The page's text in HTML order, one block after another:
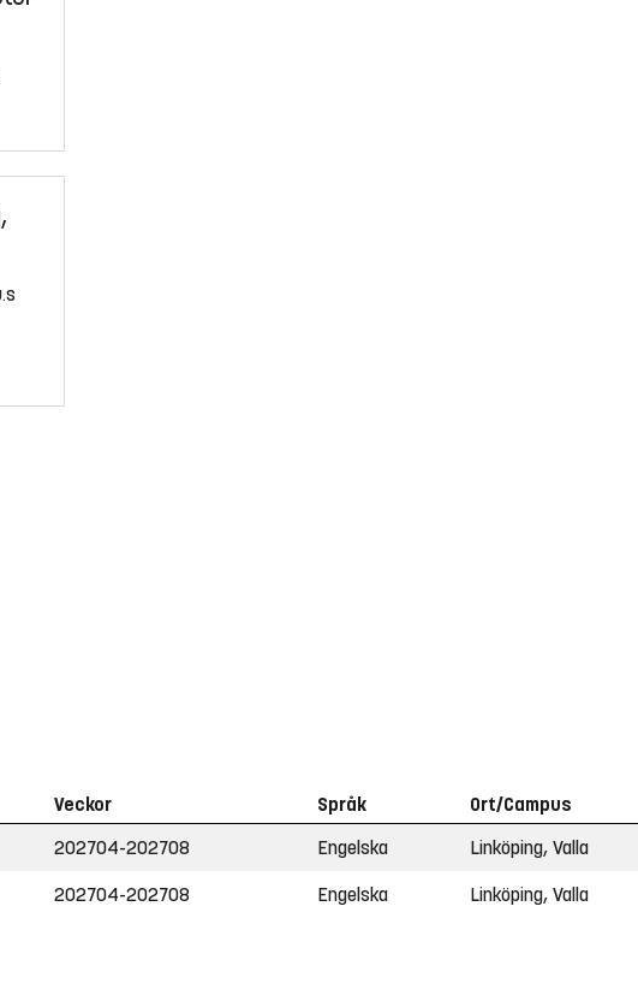
Veckor Språk Ort/Campus
202704-202708 Engelska Linköping, Valla
202704-202708 Engelska Linköping, Valla